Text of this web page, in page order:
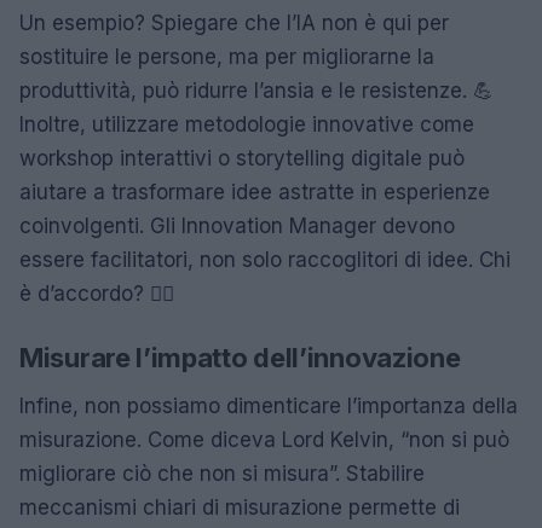
Un esempio? Spiegare che l’IA non è qui per
sostituire le persone, ma per migliorarne la
produttività, può ridurre l’ansia e le resistenze. 💪
Inoltre, utilizzare metodologie innovative come
workshop interattivi o storytelling digitale può
aiutare a trasformare idee astratte in esperienze
coinvolgenti. Gli Innovation Manager devono
essere facilitatori, non solo raccoglitori di idee. Chi
è d’accordo? 🙋‍♀️
Misurare l’impatto dell’innovazione
Infine, non possiamo dimenticare l’importanza della
misurazione. Come diceva Lord Kelvin, “non si può
migliorare ciò che non si misura”. Stabilire
meccanismi chiari di misurazione permette di